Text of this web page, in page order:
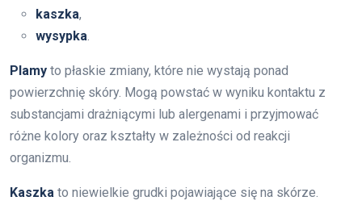
kaszka,
wysypka
Plamy to płaskie zmiany, które nie wystają ponad
powierzchnię skóry. Mogą powstać w wyniku kontaktu z
substancjami drażniącymi lub alergenami i przyjmować
różne kolory oraz kształty w zależności od reakcji
organizmu.
Kaszka to niewielkie grudki pojawiające się na skórze.